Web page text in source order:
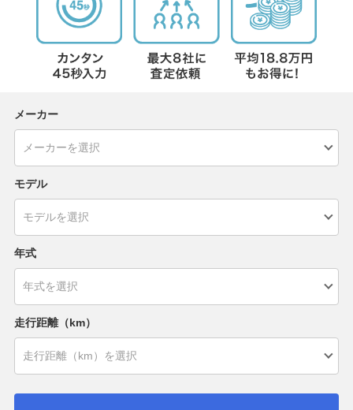
メーカー
モデル
年式
走行距離（km）